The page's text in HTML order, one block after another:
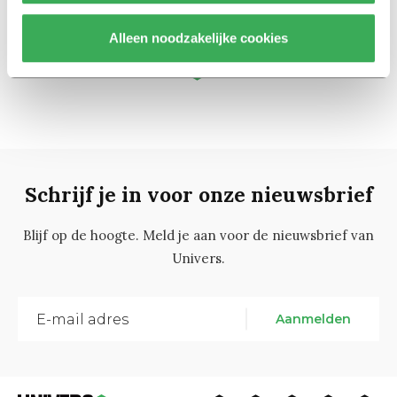
Alleen noodzakelijke cookies
1 2 3 4 5
Schrijf je in voor onze nieuwsbrief
Blijf op de hoogte. Meld je aan voor de nieuwsbrief van
Univers.
Aanmelden